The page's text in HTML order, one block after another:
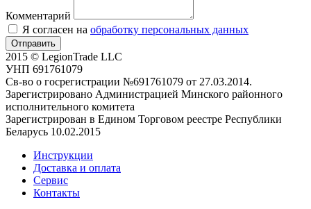
Комментарий
Я согласен на обработку персональных данных
Отправить
2015 © LegionTrade LLC
УНП 691761079
Св-во о госрегистрации №691761079 от 27.03.2014.
Зарегистрировано Администрацией Минского районного
исполнительного комитета
Зарегистрирован в Едином Торговом реестре Республики
Беларусь 10.02.2015
Инструкции
Доставка и оплата
Сервис
Контакты